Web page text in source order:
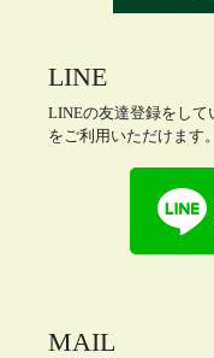
LINE
LINEの友達登録をして
をご利用いただけます。
MAIL